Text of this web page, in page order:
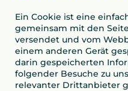
Ein Cookie ist eine
gemeinsam mit den
versendet und vom
einem anderen Gerät
darin gespeicherten
folgender Besuche zu
relevanter Drittanbieter